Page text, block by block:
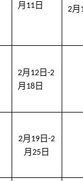
月 11 日 2月
2月 12 日-2
月 18 日
2月 19 日 -2
月 25 日